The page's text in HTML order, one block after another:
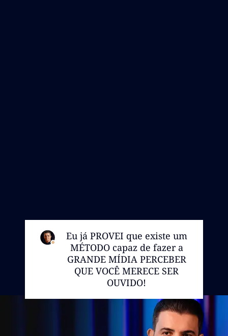
Eu já PROVEI que existe um
MÉTODO capaz de fazer a
GRANDE MÍDIA PERCEBER
QUE VOCÊ MERECE SER
OUVIDO!